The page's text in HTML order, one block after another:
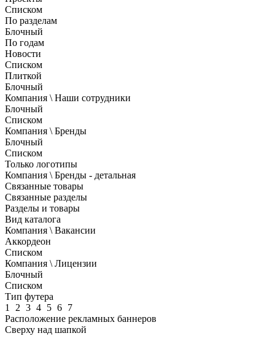
Списком
По разделам
Блочный
По годам
Новости
Списком
Плиткой
Блочный
Компания \ Наши сотрудники
Блочный
Списком
Компания \ Бренды
Блочный
Списком
Только логотипы
Компания \ Бренды - детальная
Связанные товары
Связанные разделы
Разделы и товары
Вид каталога
Компания \ Вакансии
Аккордеон
Списком
Компания \ Лицензии
Блочный
Списком
Тип футера
1
2 3 4 5 6 7
Расположение рекламных баннеров
Сверху над шапкой